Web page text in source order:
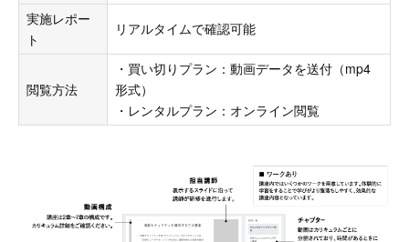
実施レポー
ト
リアルタイムで確認可能
閲覧方法
・買い切りプラン：動画データを送付（mp4
形式）
・レンタルプラン：オンライン閲覧